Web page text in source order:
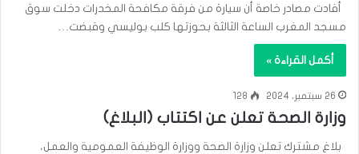
أفادت مصادر خاصة أن سيارة من فرقة مكافحة المخدرات دخلت سوق
مسجد المغرب الساعة الثالثة بحوزتها كلب بوليسي وقبضت…
أكمل القراءة »
26 سبتمبر، 2024 128
وزارة الصحة تعلن عن اكتتاب (البلاغ)
بلاغ مشترك تعلن وزارة الصحة ووزارة الوظيفة العمومية والعمل،